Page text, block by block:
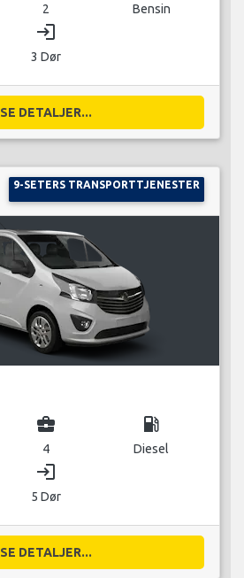
2 Bensin
login
3 Dør
SE DETALJER...
9-SETERS TRANSPORTTJENESTER
business_center
4
local_gas_station
Diesel
login
5 Dør
SE DETALJER...